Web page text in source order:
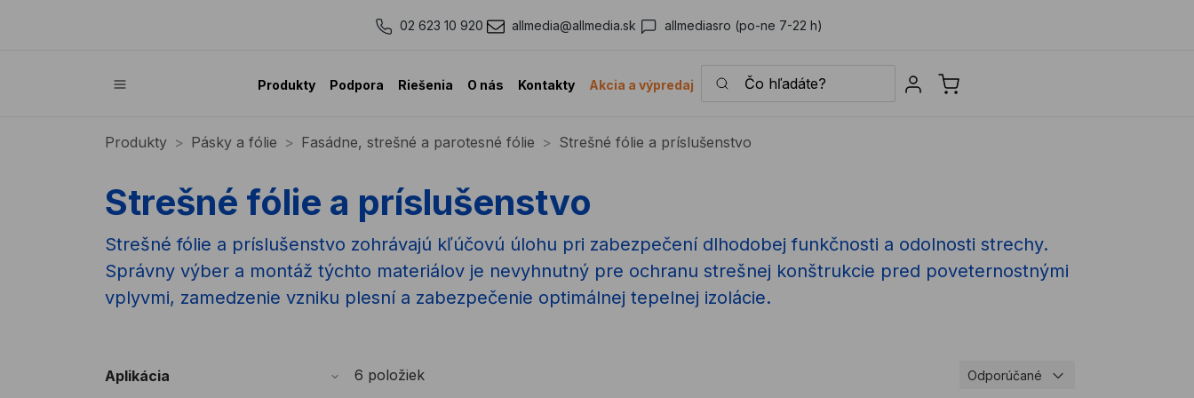
02 623 10 920 allmedia@allmedia.sk allmediasro (po-ne 7-22 h)
Produkty Podpora Riešenia O nás Kontakty Akcia a výpredaj
Čo hľadáte? Sign in
Produkty Pásky a fólie Fasádne, strešné a parotesné fólie Strešné fólie a príslušenstvo
Strešné fólie a príslušenstvo
Strešné fólie a príslušenstvo zohrávajú kľúčovú úlohu pri zabezpečení dlhodobej funkčnosti a odolnosti strechy.
Správny výber a montáž týchto materiálov je nevyhnutný pre ochranu strešnej konštrukcie pred poveternostnými
vplyvmi, zamedzenie vzniku plesní a zabezpečenie optimálnej tepelnej izolácie.
Aplikácia 6 položiek Odporúčané